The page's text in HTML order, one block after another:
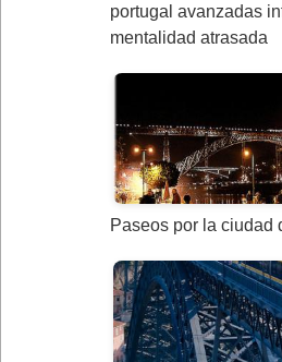
portugal avanzadas
mentalidad atrasada
Paseos por la ciudad